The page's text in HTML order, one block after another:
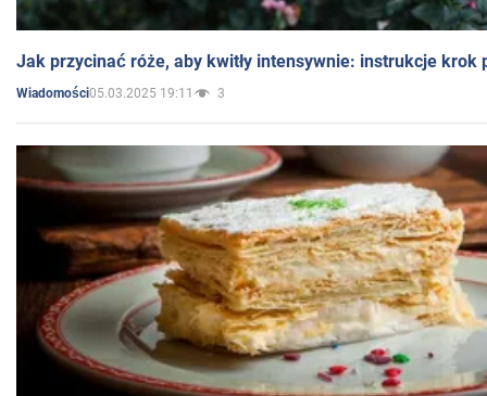
Jak przycinać róże, aby kwitły intensywnie: instrukcje krok
Wiadomości05.03.2025 19:11 3